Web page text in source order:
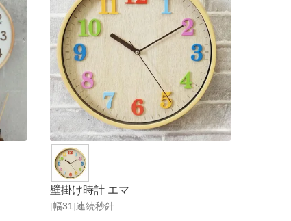
[幅31]連続秒針
壁掛け時計 エマ